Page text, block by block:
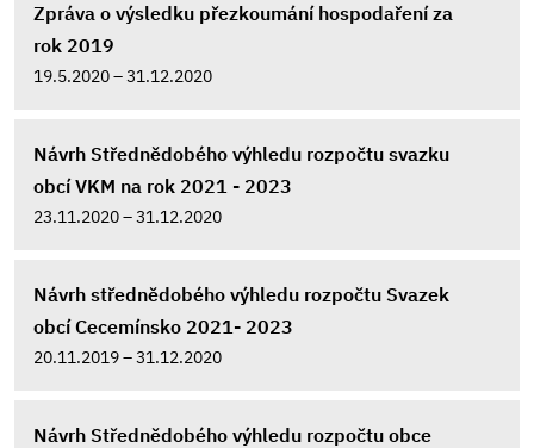
Zpráva o výsledku přezkoumání hospodaření za
rok 2019
19.5.2020 – 31.12.2020
Návrh Střednědobého výhledu rozpočtu svazku
obcí VKM na rok 2021 - 2023
23.11.2020 – 31.12.2020
Návrh střednědobého výhledu rozpočtu Svazek
obcí Cecemínsko 2021- 2023
20.11.2019 – 31.12.2020
Návrh Střednědobého výhledu rozpočtu obce